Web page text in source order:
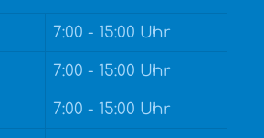
7:00 - 15:00 Uhr
7:00 - 15:00 Uhr
7:00 - 15:00 Uhr